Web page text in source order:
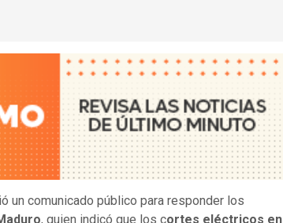
un comunicado público para responder los
, quien indicó que los cortes eléctricos en